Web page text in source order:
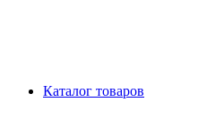
Каталог товаров